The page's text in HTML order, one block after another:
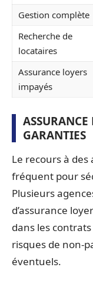
Gestion complète
Recherche de
locataires
Assurance loyers
impayés
ASSURANCE
GARANTIES
Le recours à
fréquent pour
Plusieurs
d’assurance
dans les
risques de non-
éventuels.